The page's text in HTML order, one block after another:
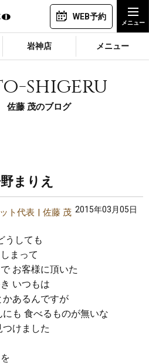
WEB予約
岩神店 メニュー
shigeru
佐藤 茂のブログ
まりえ
ト代表 佐藤 茂 2015年03月05日
うしても
まって
お客様に頂いた
いつもは
かあるんですが
にも 食べるものが無いな
つけました